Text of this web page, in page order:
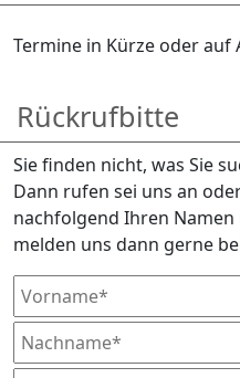
Termine in Kürze oder auf
Rückrufbitte
Sie finden nicht, was Sie
Dann rufen sei uns an
nachfolgend Ihren
melden uns dann gerne